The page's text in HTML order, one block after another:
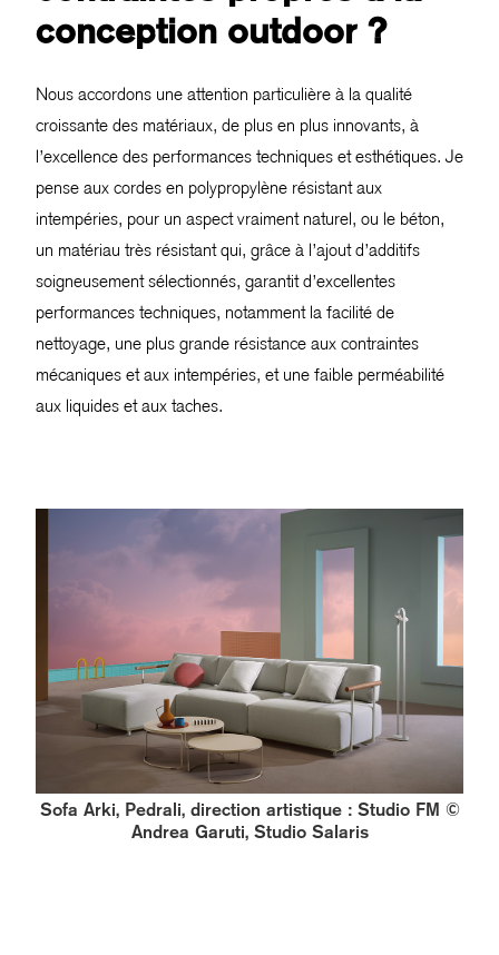
conception outdoor ?
Nous accordons une attention particulière à la qualité
croissante des matériaux, de plus en plus innovants, à
l’excellence des performances techniques et esthétiques. Je
pense aux cordes en polypropylène résistant aux
intempéries, pour un aspect vraiment naturel, ou le béton,
un matériau très résistant qui, grâce à l’ajout d’additifs
soigneusement sélectionnés, garantit d’excellentes
performances techniques, notamment la facilité de
nettoyage, une plus grande résistance aux contraintes
mécaniques et aux intempéries, et une faible perméabilité
aux liquides et aux taches.
Sofa Arki, Pedrali, direction artistique : Studio FM ©
Andrea Garuti, Studio Salaris